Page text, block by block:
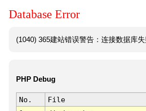
Database Error
(1040) 365建站错误警告：连接数据库
PHP Debug
No. File